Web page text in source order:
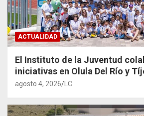
ACTUALIDAD
El Instituto de la Juventud
iniciativas en Olula Del Río y
agosto 4, 2026 LC